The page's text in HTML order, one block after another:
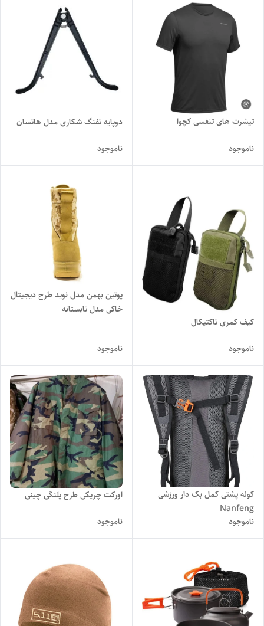
تیشرت های تنفسی کچوا
ناموجود
دوپایه تفنگ شکاری مدل هاتسان
ناموجود
کیف کمری تاکتیکال
ناموجود
پوتین بهمن مدل نوید طرح دیجیتال
خاکی مدل تابستانه
ناموجود
کوله پشتی کمل بک دار ورزشی
Nanfeng
ناموجود
اورکت چریکی طرح پلنگی چینی
ناموجود